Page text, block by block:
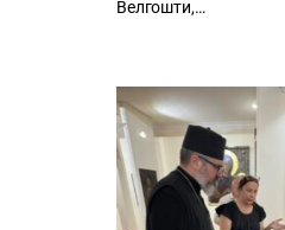
Велгошти,…